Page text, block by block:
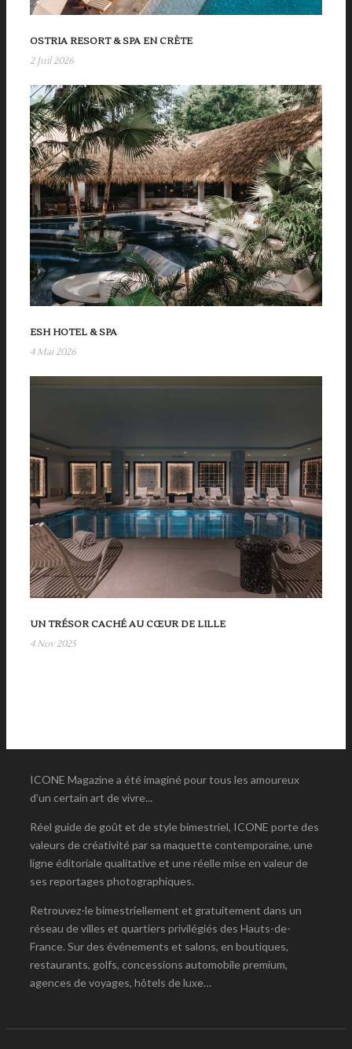
OSTRIA RESORT & SPA EN CRÈTE
2 Juil 2026
ESH HOTEL & SPA
4 Mai 2026
UN TRÉSOR CACHÉ AU CŒUR DE LILLE
4 Nov 2025
ICONE Magazine a été imaginé pour tous les amoureux
d’un certain art de vivre...
Réel guide de goût et de style bimestriel, ICONE porte des
valeurs de créativité par sa maquette contemporaine, une
ligne éditoriale qualitative et une réelle mise en valeur de
ses reportages photographiques.
Retrouvez-le bimestriellement et gratuitement dans un
réseau de villes et quartiers privilégiés des Hauts-de-
France. Sur des événements et salons, en boutiques,
restaurants, golfs, concessions automobile premium,
agences de voyages, hôtels de luxe…